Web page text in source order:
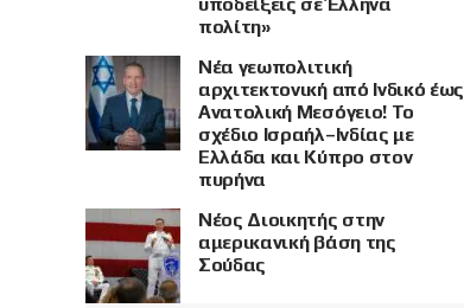
πολίτη»
Νέα γεωπολιτική
αρχιτεκτονική από Ινδικό έως
Ανατολική Μεσόγειο! Το
σχέδιο Ισραήλ–Ινδίας με
Ελλάδα και Κύπρο στον
πυρήνα
Νέος Διοικητής στην
αμερικανική βάση της
Σούδας